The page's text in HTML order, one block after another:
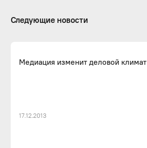
Следующие новости
Медиация изменит деловой климат
17.12.2013